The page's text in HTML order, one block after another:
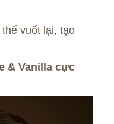
vuốt lại, tạo
& Vanilla cực